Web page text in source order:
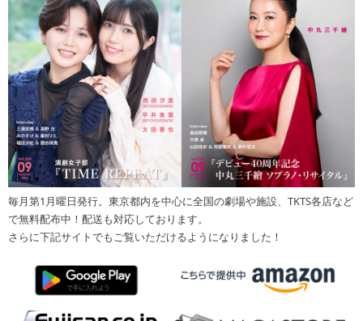
毎月第1月曜日発行。東京都内を中心に全国の劇場や施設、TKTS各店など
で無料配布中！配送も対応しております。
さらに下記サイトでもご覧いただけるようになりました！